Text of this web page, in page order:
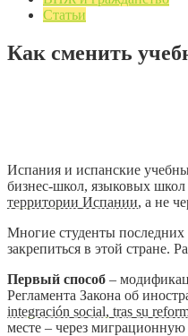
Статьи
Как сменить
Испания и испанские
бизнес-школ, языковых
территории Испании, а не
Многие студенты последних
закрепиться в этой стране.
Первый способ –
Регламента Закона об
integración social, tras su
месте – через миграционную